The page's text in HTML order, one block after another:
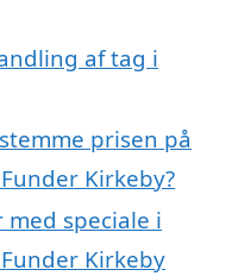
af tag i
prisen på
Kirkeby?
speciale i
Kirkeby